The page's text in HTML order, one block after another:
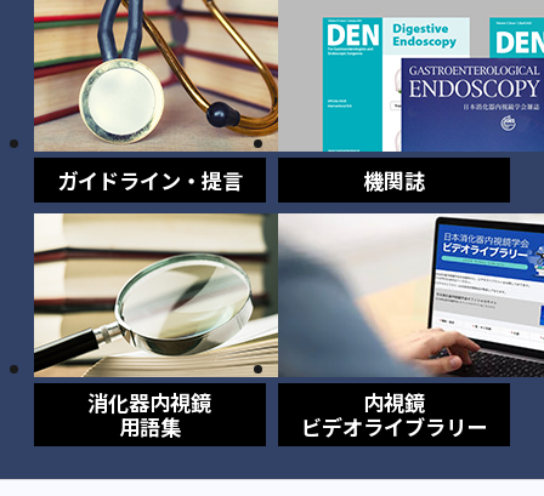
ガイドライン・提言 機関誌
消化器内視鏡
用語集
内視鏡
ビデオライブラリー